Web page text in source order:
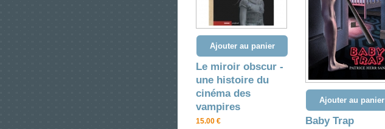
Ajouter au panier
Le miroir obscur -
une histoire du
cinéma des
vampires
15.00 €
Ajouter au panier
Baby Trap